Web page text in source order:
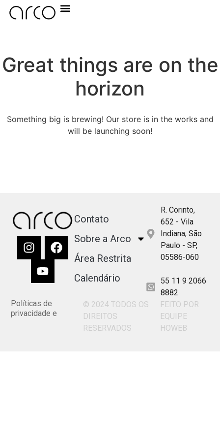
Great things are on the
horizon
Something big is brewing! Our store is in the works and
will be launching soon!
Contato
Sobre a Arco
Área Restrita
Calendário
R. Corinto,
652 - Vila
Indiana, São
Paulo - SP,
05586-060
55 11 9 2066
8882
Políticas de
privacidade e
Termos de uso
© 2024 TODOS OS
DIREITOS
RESERVADOS
FEITO POR
EQUIPE
HOWEB